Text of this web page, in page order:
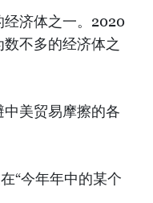
经济体之一。2020
不多的经济体之
美贸易摩擦的各
“今年年中的某个